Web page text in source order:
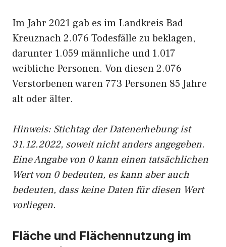
Im Jahr 2021 gab es im Landkreis Bad
Kreuznach 2.076 Todesfälle zu beklagen,
darunter 1.059 männliche und 1.017
weibliche Personen. Von diesen 2.076
Verstorbenen waren 773 Personen 85 Jahre
alt oder älter.
Hinweis: Stichtag der Datenerhebung ist
31.12.2022, soweit nicht anders angegeben.
Eine Angabe von 0 kann einen tatsächlichen
Wert von 0 bedeuten, es kann aber auch
bedeuten, dass keine Daten für diesen Wert
vorliegen.
Fläche und Flächennutzung im